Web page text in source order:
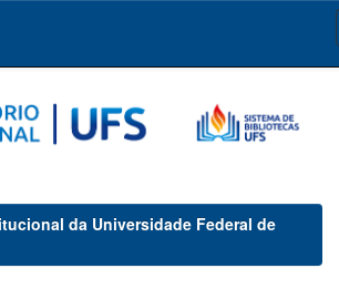
da Universidade Federal de